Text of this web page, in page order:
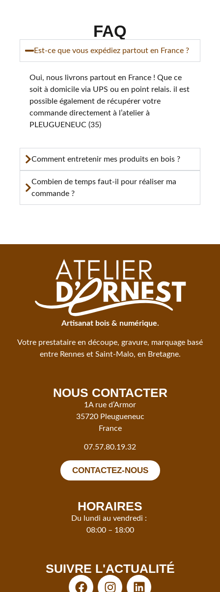
FAQ
Est-ce que vous expédiez partout en France ?
Oui, nous livrons partout en France ! Que ce
soit à domicile via UPS ou en point relais. il est
possible également de récupérer votre
commande directement à l’atelier à
PLEUGUENEUC (35)
Comment entretenir mes produits en bois ?
Combien de temps faut-il pour réaliser ma
commande ?
Artisanat bois & numérique.
Votre prestataire en découpe, gravure, marquage basé
entre Rennes et Saint-Malo, en Bretagne.
NOUS CONTACTER
1A rue d’Armor
35720 Pleugueneuc
France
07.57.80.19.32
CONTACTEZ-NOUS
HORAIRES
Du lundi au vendredi :
08:00 – 18:00
SUIVRE L'ACTUALITÉ